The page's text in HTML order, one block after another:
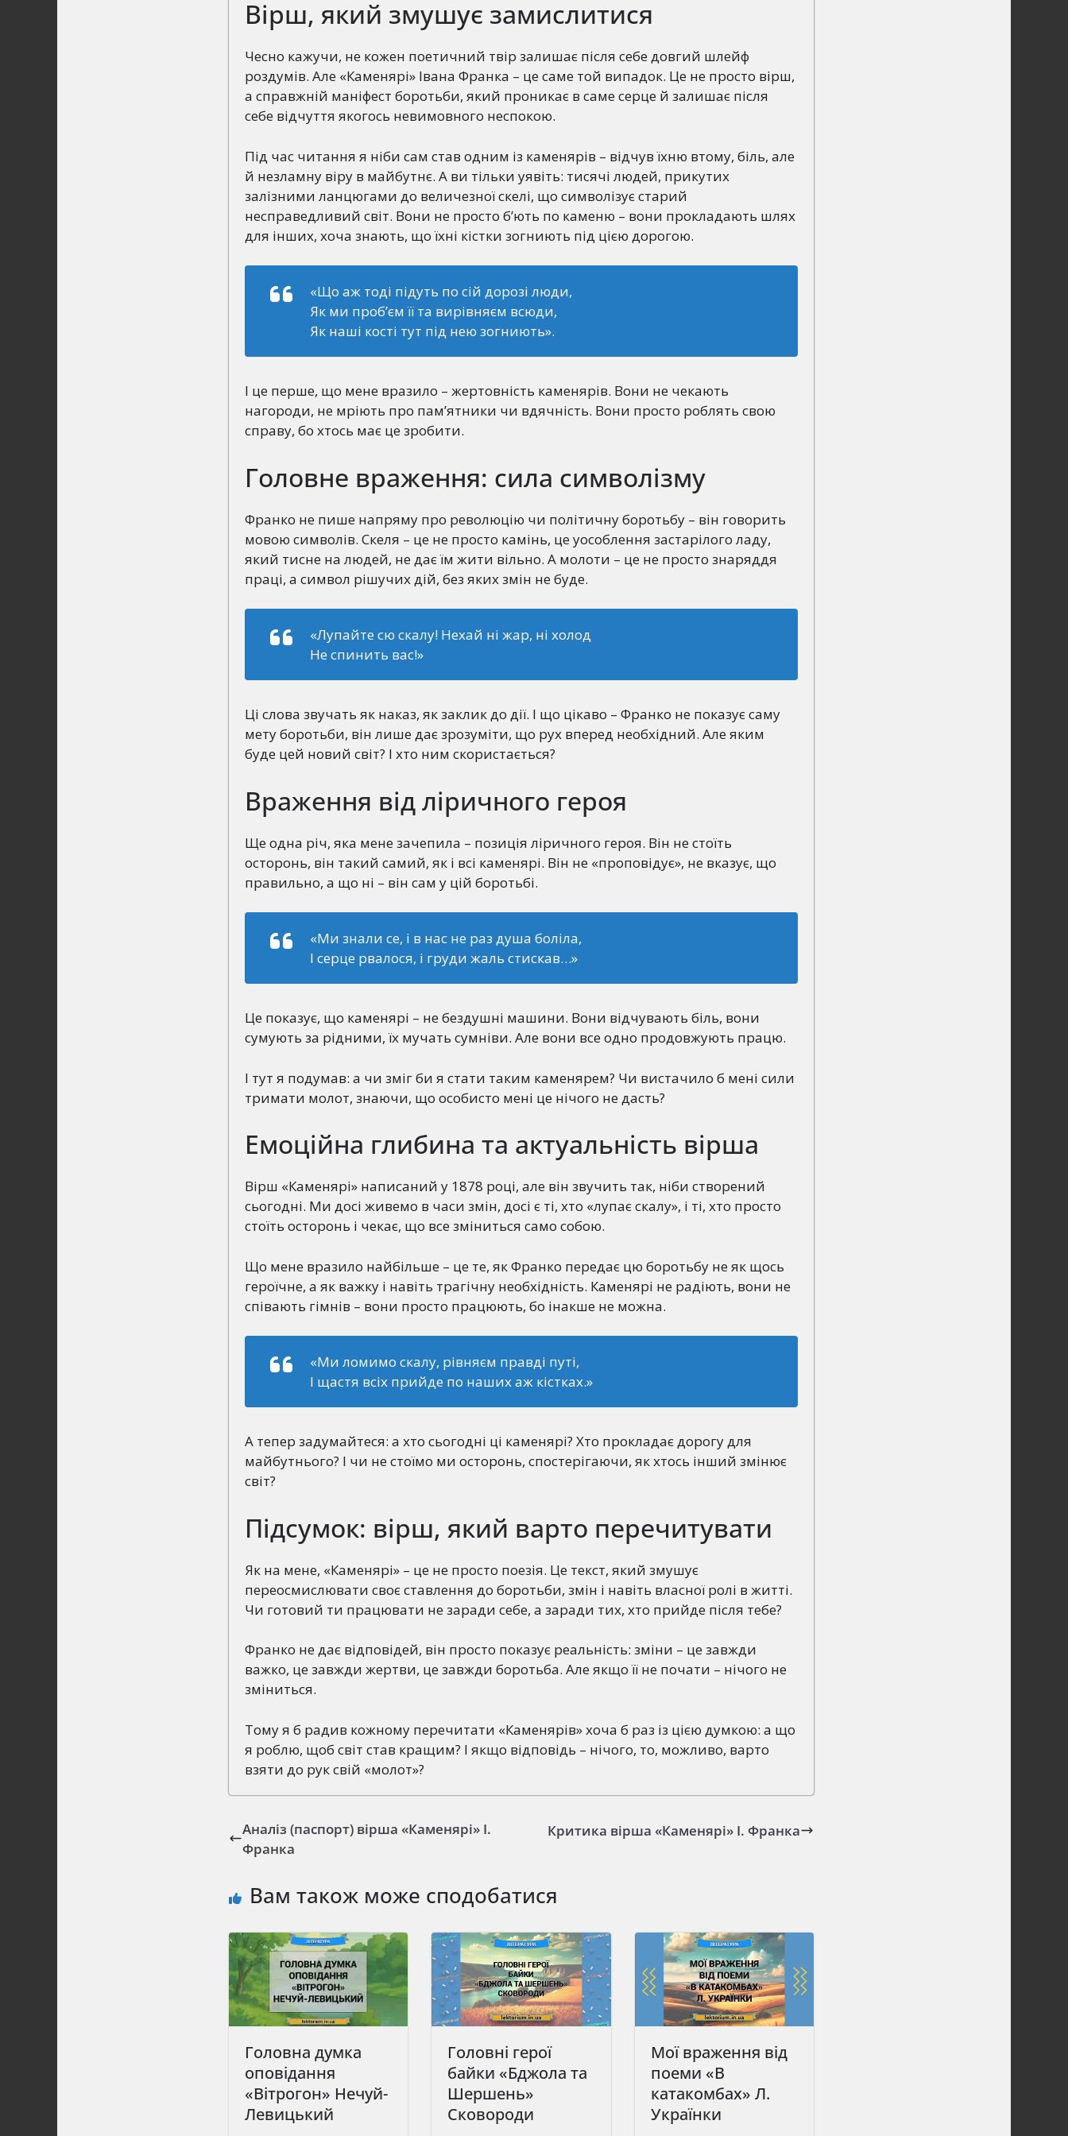
Вірш, який змушує замислитися
Чесно кажучи, не кожен поетичний твір залишає після себе довгий шлейф
роздумів. Але «Каменярі» Івана Франка – це саме той випадок. Це не просто вірш,
а справжній маніфест боротьби, який проникає в саме серце й залишає після
себе відчуття якогось невимовного неспокою.
Під час читання я ніби сам став одним із каменярів – відчув їхню втому, біль, але
й незламну віру в майбутнє. А ви тільки уявіть: тисячі людей, прикутих
залізними ланцюгами до величезної скелі, що символізує старий
несправедливий світ. Вони не просто б’ють по каменю – вони прокладають шлях
для інших, хоча знають, що їхні кістки зогниють під цією дорогою.
«Що аж тоді підуть по сій дорозі люди,
Як ми проб’єм її та вирівняєм всюди,
Як наші кості тут під нею зогниють».
І це перше, що мене вразило – жертовність каменярів. Вони не чекають
нагороди, не мріють про пам’ятники чи вдячність. Вони просто роблять свою
справу, бо хтось має це зробити.
Головне враження: сила символізму
Франко не пише напряму про революцію чи політичну боротьбу – він говорить
мовою символів. Скеля – це не просто камінь, це уособлення застарілого ладу,
який тисне на людей, не дає їм жити вільно. А молоти – це не просто знаряддя
праці, а символ рішучих дій, без яких змін не буде.
«Лупайте сю скалу! Нехай ні жар, ні холод
Не спинить вас!»
Ці слова звучать як наказ, як заклик до дії. І що цікаво – Франко не показує саму
мету боротьби, він лише дає зрозуміти, що рух вперед необхідний. Але яким
буде цей новий світ? І хто ним скористається?
Враження від ліричного героя
Ще одна річ, яка мене зачепила – позиція ліричного героя. Він не стоїть
осторонь, він такий самий, як і всі каменярі. Він не «проповідує», не вказує, що
правильно, а що ні – він сам у цій боротьбі.
«Ми знали се, і в нас не раз душа боліла,
І серце рвалося, і груди жаль стискав…»
Це показує, що каменярі – не бездушні машини. Вони відчувають біль, вони
сумують за рідними, їх мучать сумніви. Але вони все одно продовжують працю.
І тут я подумав: а чи зміг би я стати таким каменярем? Чи вистачило б мені сили
тримати молот, знаючи, що особисто мені це нічого не дасть?
Емоційна глибина та актуальність вірша
Вірш «Каменярі» написаний у 1878 році, але він звучить так, ніби створений
сьогодні. Ми досі живемо в часи змін, досі є ті, хто «лупає скалу», і ті, хто просто
стоїть осторонь і чекає, що все зміниться само собою.
Що мене вразило найбільше – це те, як Франко передає цю боротьбу не як щось
героїчне, а як важку і навіть трагічну необхідність. Каменярі не радіють, вони не
співають гімнів – вони просто працюють, бо інакше не можна.
«Ми ломимо скалу, рівняєм правді путі,
І щастя всіх прийде по наших аж кістках.»
А тепер задумайтеся: а хто сьогодні ці каменярі? Хто прокладає дорогу для
майбутнього? І чи не стоїмо ми осторонь, спостерігаючи, як хтось інший змінює
світ?
Підсумок: вірш, який варто перечитувати
Як на мене, «Каменярі» – це не просто поезія. Це текст, який змушує
переосмислювати своє ставлення до боротьби, змін і навіть власної ролі в житті.
Чи готовий ти працювати не заради себе, а заради тих, хто прийде після тебе?
Франко не дає відповідей, він просто показує реальність: зміни – це завжди
важко, це завжди жертви, це завжди боротьба. Але якщо її не почати – нічого не
зміниться.
Тому я б радив кожному перечитати «Каменярів» хоча б раз із цією думкою: а що
я роблю, щоб світ став кращим? І якщо відповідь – нічого, то, можливо, варто
взяти до рук свій «молот»?
Аналіз (паспорт) вірша «Каменярі» І.
Франка
Критика вірша «Каменярі» І. Франка
Вам також може сподобатися
Головна думка
оповідання
«Вітрогон» Нечуй-
Левицький
Головні герої
байки «Бджола та
Шершень»
Сковороди
Мої враження від
поеми «В
катакомбах» Л.
Українки